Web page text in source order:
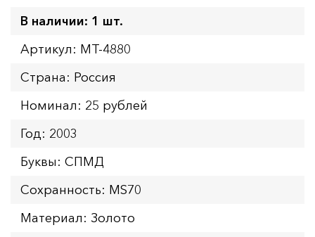
В наличии: 1 шт.
Артикул: MT-4880
Страна: Россия
Номинал: 25 рублей
Год: 2003
Буквы: СПМД
Сохранность: MS70
Материал: Золото